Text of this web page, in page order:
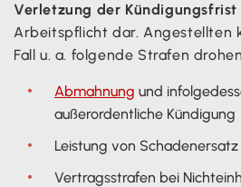
Verletzung der Kündigungsfrist
Arbeitspflicht dar. Angestellten
Fall u. a. folgende Strafen
Abmahnung und
außerordentliche Kündigung
Leistung von Schadenersatz
Vertragsstrafen bei